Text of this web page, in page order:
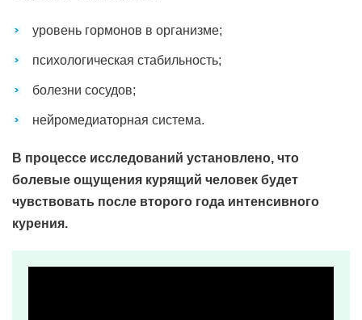
уровень гормонов в организме;
психологическая стабильность;
болезни сосудов;
нейромедиаторная система.
В процессе исследований установлено, что
болевые ощущения курящий человек будет
чувствовать после второго года интенсивного
курения.